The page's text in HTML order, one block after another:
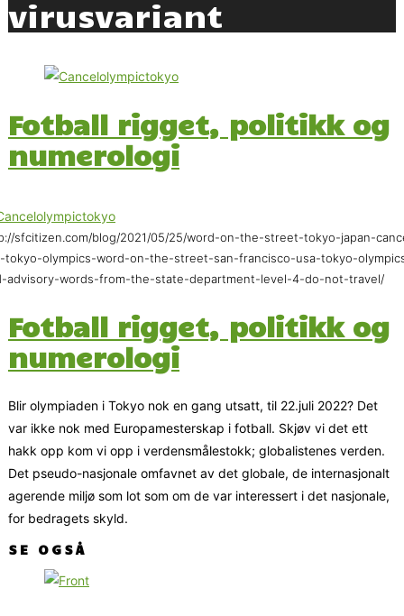
virusvariant
Fotball rigget, politikk og
numerologi
sfcitizen.com/blog/2021/05/25/word-on-the-street-tokyo-japan-
tokyo-olympics-word-on-the-street-san-francisco-usa-tokyo-
advisory-words-from-the-state-department-level-4-do-not-travel/
Fotball rigget, politikk og
numerologi
Blir olympiaden i Tokyo nok en gang utsatt, til 22.juli 2022? Det
var ikke nok med Europamesterskap i fotball. Skjøv vi det ett
hakk opp kom vi opp i verdensmålestokk; globalistenes verden.
Det pseudo-nasjonale omfavnet av det globale, de internasjonalt
agerende miljø som lot som om de var interessert i det nasjonale,
for bedragets skyld.
SE OGSÅ